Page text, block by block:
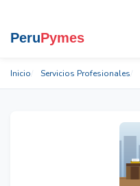
Inicio Servicios Profesionales